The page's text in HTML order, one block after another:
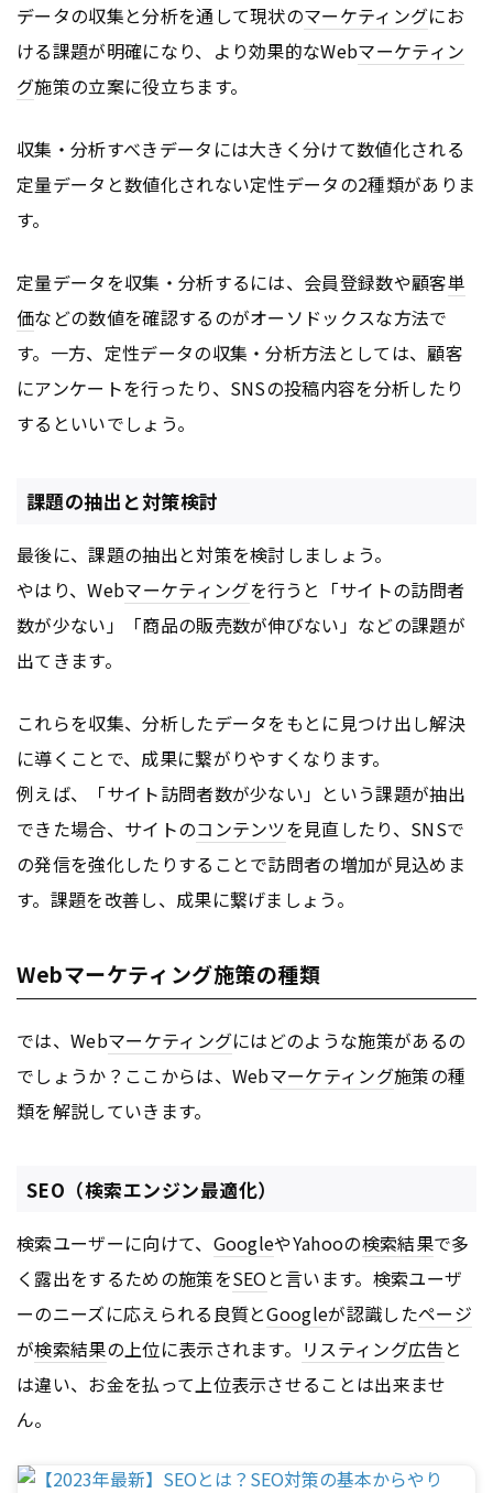
データの収集と分析を通して現状のマーケティングにお
ける課題が明確になり、より効果的なWebマーケティン
グ施策の立案に役立ちます。
収集・分析すべきデータには大きく分けて数値化される
定量データと数値化されない定性データの2種類がありま
す。
定量データを収集・分析するには、会員登録数や顧客単
価などの数値を確認するのがオーソドックスな方法で
す。一方、定性データの収集・分析方法としては、顧客
にアンケートを行ったり、SNSの投稿内容を分析したり
するといいでしょう。
課題の抽出と対策検討
最後に、課題の抽出と対策を検討しましょう。
やはり、Webマーケティングを行うと「サイトの訪問者
数が少ない」「商品の販売数が伸びない」などの課題が
出てきます。
これらを収集、分析したデータをもとに見つけ出し解決
に導くことで、成果に繋がりやすくなります。
例えば、「サイト訪問者数が少ない」という課題が抽出
できた場合、サイトのコンテンツを見直したり、SNSで
の発信を強化したりすることで訪問者の増加が見込めま
す。課題を改善し、成果に繋げましょう。
Webマーケティング施策の種類
では、Webマーケティングにはどのような施策があるの
でしょうか？ここからは、Webマーケティング施策の種
類を解説していきます。
SEO（検索エンジン最適化）
検索ユーザーに向けて、 GoogleやYahooの検索結果で多
く露出をするための施策をSEO と言います。検索ユーザ
ーのニーズに応えられる良質とGoogleが認識したページ
が検索結果の上位に表示されます。 リスティング広告 と
は違い、お金を払って上位表示させることは出来ませ
ん。